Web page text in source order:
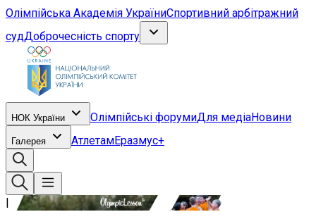
Олімпійська Академія УкраїниСпортивний арбітражний
судДоброчесність спорту
НОК України Олімпійські форумиДля медіаНовини
Галерея АтлетамЕразмус+
|